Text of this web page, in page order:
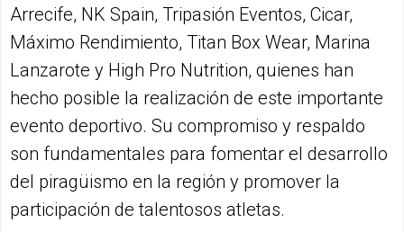
Arrecife, NK Spain, Tripasión Eventos, Cicar,
Máximo Rendimiento, Titan Box Wear, Marina
Lanzarote y High Pro Nutrition, quienes han
hecho posible la realización de este importante
evento deportivo. Su compromiso y respaldo
son fundamentales para fomentar el desarrollo
del piragüismo en la región y promover la
participación de talentosos atletas.